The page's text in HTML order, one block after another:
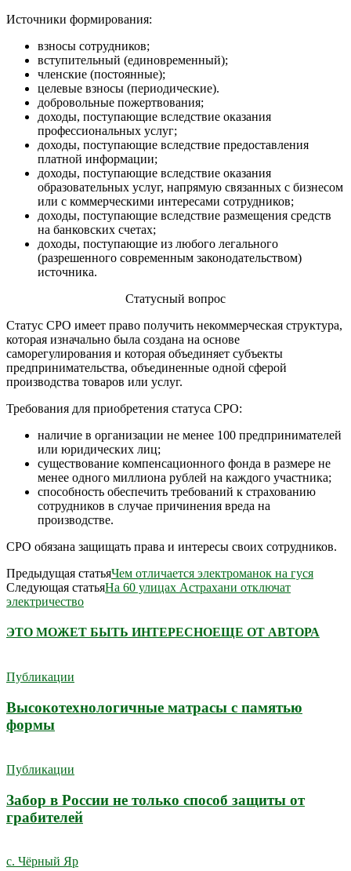
Источники формирования:
взносы сотрудников;
вступительный (единовременный);
членские (постоянные);
целевые взносы (периодические).
добровольные пожертвования;
доходы, поступающие вследствие оказания
профессиональных услуг;
доходы, поступающие вследствие предоставления
платной информации;
доходы, поступающие вследствие оказания
образовательных услуг, напрямую связанных с бизнесом
или с коммерческими интересами сотрудников;
доходы, поступающие вследствие размещения средств
на банковских счетах;
доходы, поступающие из любого легального
(разрешенного современным законодательством)
источника.
Статусный вопрос
Статус СРО имеет право получить некоммерческая структура,
которая изначально была создана на основе
саморегулирования и которая объединяет субъекты
предпринимательства, объединенные одной сферой
производства товаров или услуг.
Требования для приобретения статуса СРО:
наличие в организации не менее 100 предпринимателей
или юридических лиц;
существование компенсационного фонда в размере не
менее одного миллиона рублей на каждого участника;
способность обеспечить требований к страхованию
сотрудников в случае причинения вреда на
производстве.
СРО обязана защищать права и интересы своих сотрудников.
Предыдущая статьяЧем отличается электроманок на гуся
Следующая статьяНа 60 улицах Астрахани отключат
электричество
ЭТО МОЖЕТ БЫТЬ ИНТЕРЕСНОЕЩЕ ОТ АВТОРА
Публикации
Высокотехнологичные матрасы с памятью
формы
Публикации
Забор в России не только способ защиты от
грабителей
с. Чёрный Яр